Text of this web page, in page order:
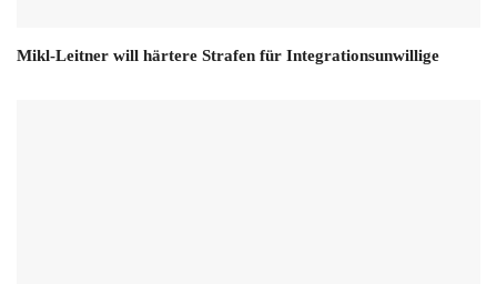
Mikl-Leitner will härtere Strafen für Integrationsunwillige